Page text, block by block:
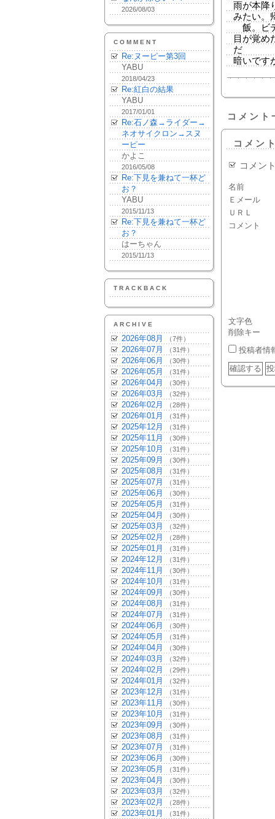
2026/08/03
COMMENT
Re:ヌーピー第3回
YABU
2018/04/23
Re:紅白の結果
YABU
2017/01/01
Re:石ノ森→ライダー→
ネオサイクロン→スヌ
ーピー
かよこ
2016/05/08
Re:下見を兼ねて一杯ど
お？
YABU
2015/11/13
Re:下見を兼ねて一杯ど
お？
はーちゃん
2015/11/13
TRACKBACK
ARCHIVE
2026年08月 （7件）
2026年07月 （31件）
2026年06月 （30件）
2026年05月 （31件）
2026年04月 （30件）
2026年03月 （32件）
2026年02月 （28件）
2026年01月 （31件）
2025年12月 （31件）
2025年11月 （30件）
2025年10月 （31件）
2025年09月 （30件）
2025年08月 （31件）
2025年07月 （31件）
2025年06月 （30件）
2025年05月 （31件）
2025年04月 （30件）
2025年03月 （32件）
2025年02月 （28件）
2025年01月 （31件）
2024年12月 （31件）
2024年11月 （30件）
2024年10月 （31件）
2024年09月 （30件）
2024年08月 （31件）
2024年07月 （31件）
2024年06月 （30件）
2024年05月 （31件）
2024年04月 （30件）
2024年03月 （32件）
2024年02月 （29件）
2024年01月 （32件）
2023年12月 （31件）
2023年11月 （30件）
2023年10月 （31件）
2023年09月 （30件）
2023年08月 （31件）
2023年07月 （31件）
2023年06月 （30件）
2023年05月 （31件）
2023年04月 （30件）
2023年03月 （32件）
2023年02月 （28件）
2023年01月 （31件）
雨が本降
みたい。
飯。ビ
目が覚め
だ
暗いです
コメント
コメン
コメン
名前
Ｅメール
ＵＲＬ
コメント
文字色
削除キー
投稿者情